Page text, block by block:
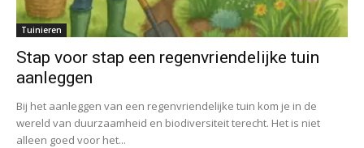
Tuinieren
Stap voor stap een regenvriendelijke tuin
aanleggen
Bij het aanleggen van een regenvriendelijke tuin kom je in de
wereld van duurzaamheid en biodiversiteit terecht. Het is niet
alleen goed voor het...